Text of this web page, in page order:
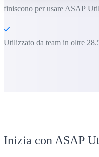
finiscono per usare ASAP
Utilizzato da team in oltre
Inizia con ASAP